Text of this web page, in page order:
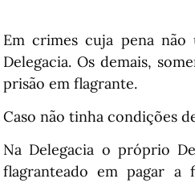
Em crimes cuja pena não
Delegacia. Os demais,
prisão em flagrante.
Caso não tinha condições
Na Delegacia o próprio
flagranteado em pagar a